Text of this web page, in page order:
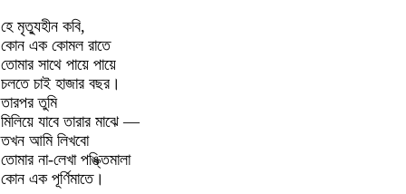
হে মৃত্যুহীন কবি,
কোন এক কোমল রাতে
তোমার সাথে পায়ে পায়ে
চলতে চাই হাজার বছর।
তারপর তুমি
মিলিয়ে যাবে তারার মাঝে —
তখন আমি লিখবো
তোমার না-লেখা পঙ্ক্তিমালা
কোন এক পূর্ণিমাতে।